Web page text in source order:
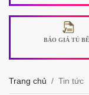
BÁO GIÁ TỦ
Trang chủ Tin tức